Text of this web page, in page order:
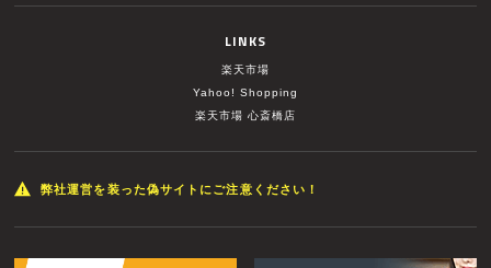
LINKS
楽天市場
Yahoo! Shopping
楽天市場 心斎橋店
弊社運営を装った偽サイトにご注意ください！